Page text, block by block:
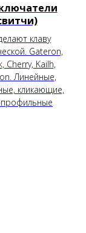
клаву
Gateron,
Cherry, Kailh,
Линейные,
кликающие,